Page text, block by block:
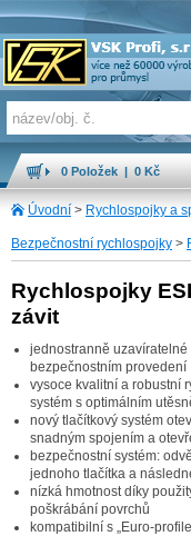
0 Položek | 0 Kč
Úvodní > Rychlospojky a
Bezpečnostní rychlospojky >
Rychlospojky
závit
jednostranně uzavíratelné
bezpečnostním provedení
vysoce kvalitní a robustní
systém s optimálním
nový tlačítkový systém
snadným spojením a
bezpečnostní systém:
jednoho tlačítka a
nízká hmotnost díky
poškrábání povrchů
kompatibilní s „Euro-